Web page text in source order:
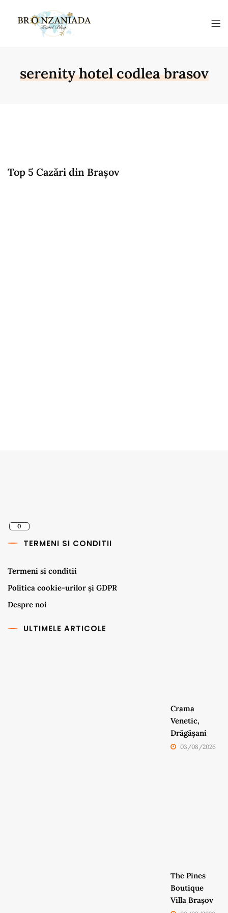
serenity hotel codlea brasov
Top 5 Cazări din Brașov
0
TERMENI SI CONDITII
Termeni si conditii
Politica cookie-urilor și GDPR
Despre noi
ULTIMELE ARTICOLE
Crama
Venetic,
Drăgășani
03/08/2026
The Pines
Boutique
Villa Brașov